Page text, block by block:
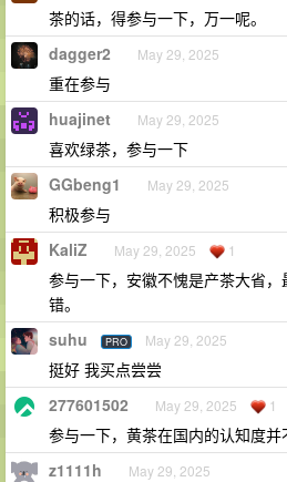
茶的话，得参与一下，万一呢。
dagger2 May 29, 2025
重在参与
huajinet May 29, 2025
喜欢绿茶，参与一下
GGbeng1 May 29, 2025
积极参与
KaliZ May 29, 2025 1
参与一下，安徽不愧是产茶大省
错。
suhu PRO May 29, 2025
挺好 我买点尝尝
277601502 May 29, 2025 1
参与一下，黄茶在国内的认知度并
z1111h May 29, 2025